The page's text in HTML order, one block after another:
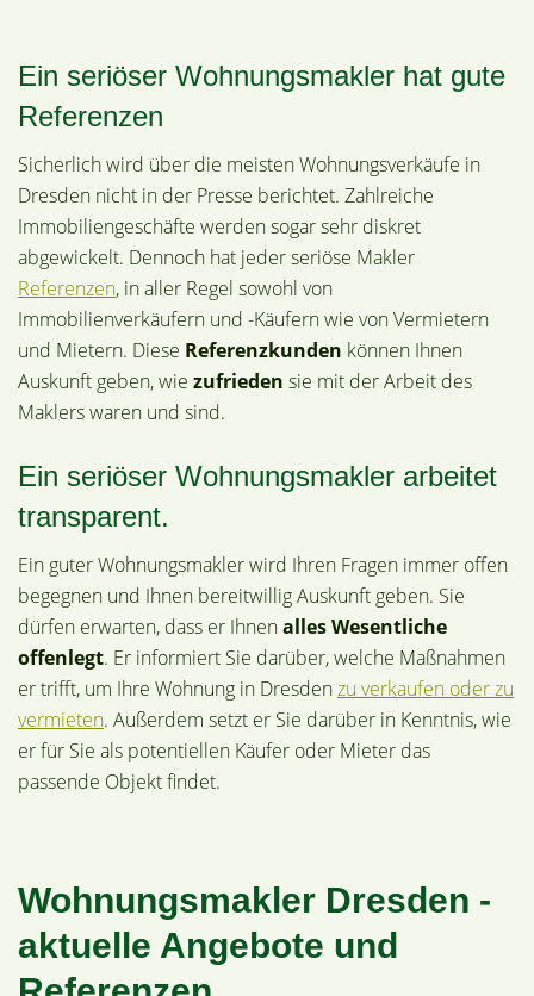
Ein seriöser Wohnungsmakler hat gute
Referenzen
Sicherlich wird über die meisten Wohnungsverkäufe in
Dresden nicht in der Presse berichtet. Zahlreiche
Immobiliengeschäfte werden sogar sehr diskret
abgewickelt. Dennoch hat jeder seriöse Makler
Referenzen, in aller Regel sowohl von
Immobilienverkäufern und -Käufern wie von Vermietern
und Mietern. Diese Referenzkunden können Ihnen
Auskunft geben, wie zufrieden sie mit der Arbeit des
Maklers waren und sind.
Ein seriöser Wohnungsmakler arbeitet
transparent.
Ein guter Wohnungsmakler wird Ihren Fragen immer offen
begegnen und Ihnen bereitwillig Auskunft geben. Sie
dürfen erwarten, dass er Ihnenalles Wesentliche
offenlegt. Er informiert Sie darüber, welche Maßnahmen
er trifft, um Ihre Wohnung in Dresdenzu verkaufen oder zu
vermieten. Außerdem setzt er Sie darüber in Kenntnis, wie
er für Sie als potentiellen Käufer oder Mieter das
passende Objekt findet.
Wohnungsmakler Dresden -
aktuelle Angebote und